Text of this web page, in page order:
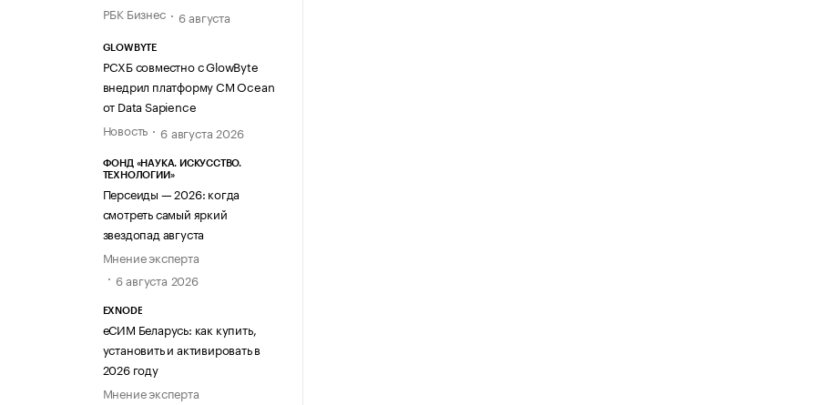
РБК Бизнес
6 августа
GLOWBYTE
РСХБ совместно с GlowByte
внедрил платформу CM Ocean
от Data Sapience
Новость
6 августа 2026
ФОНД «НАУКА. ИСКУССТВО.
ТЕХНОЛОГИИ»
Персеиды — 2026: когда
смотреть самый яркий
звездопад августа
Мнение эксперта
6 августа 2026
EXNODE
еСИМ Беларусь: как купить,
установить и активировать в
2026 году
Мнение эксперта